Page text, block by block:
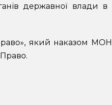
державної влади
який наказом
Право.